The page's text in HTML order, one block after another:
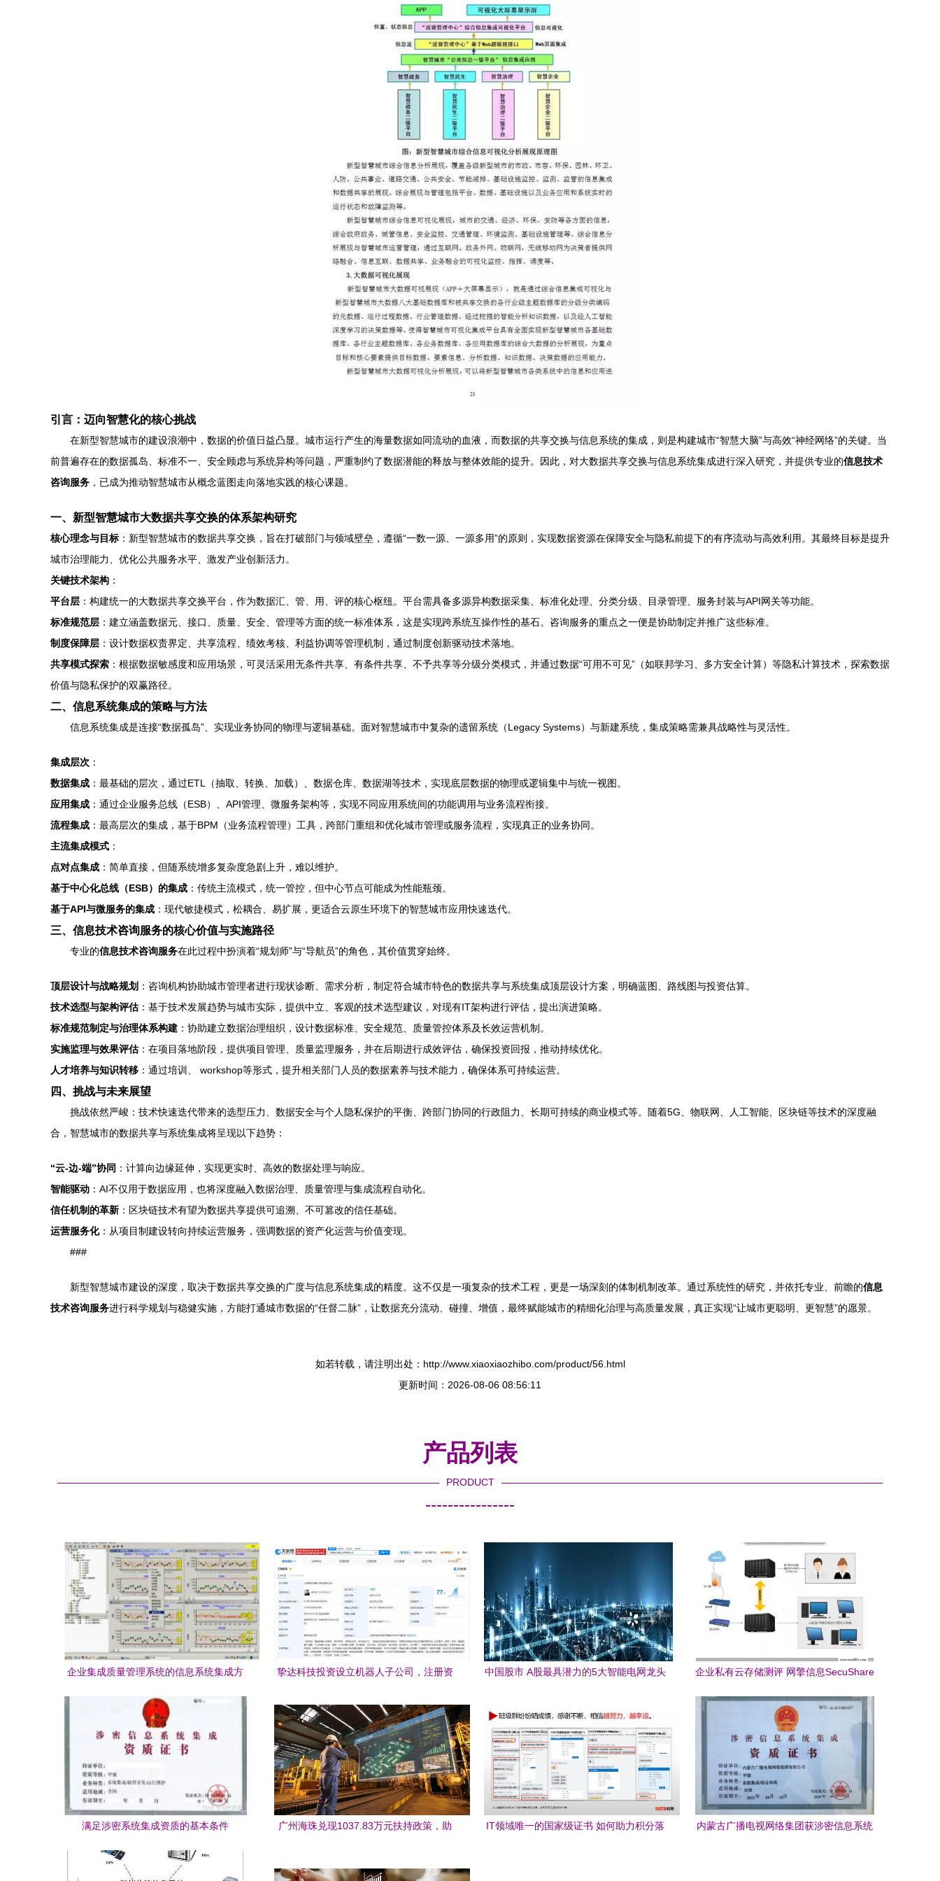
引言：迈向智慧化的核心挑战
在新型智慧城市的建设浪潮中，数据的价值日益凸显。城市运行产生的海量数据如同流动的血液，而数据的共享交换与信息系统的集成，则是构建城市“智慧大脑”与高效“神经网络”的关键。当
前普遍存在的数据孤岛、标准不一、安全顾虑与系统异构等问题，严重制约了数据潜能的释放与整体效能的提升。因此，对大数据共享交换与信息系统集成进行深入研究，并提供专业的信息技术
咨询服务 ，已成为推动智慧城市从概念蓝图走向落地实践的核心课题。
一、新型智慧城市大数据共享交换的体系架构研究
核心理念与目标 ：新型智慧城市的数据共享交换，旨在打破部门与领域壁垒，遵循“一数一源、一源多用”的原则，实现数据资源在保障安全与隐私前提下的有序流动与高效利用。其最终目标是提升
城市治理能力、优化公共服务水平、激发产业创新活力。
关键技术架构 ：
平台层 ：构建统一的大数据共享交换平台，作为数据汇、管、用、评的核心枢纽。平台需具备多源异构数据采集、标准化处理、分类分级、目录管理、服务封装与API网关等功能。
标准规范层 ：建立涵盖数据元、接口、质量、安全、管理等方面的统一标准体系，这是实现跨系统互操作性的基石。咨询服务的重点之一便是协助制定并推广这些标准。
制度保障层 ：设计数据权责界定、共享流程、绩效考核、利益协调等管理机制，通过制度创新驱动技术落地。
共享模式探索 ：根据数据敏感度和应用场景，可灵活采用无条件共享、有条件共享、不予共享等分级分类模式，并通过数据“可用不可见”（如联邦学习、多方安全计算）等隐私计算技术，探索数据
价值与隐私保护的双赢路径。
二、信息系统集成的策略与方法
信息系统集成是连接“数据孤岛”、实现业务协同的物理与逻辑基础。面对智慧城市中复杂的遗留系统（Legacy Systems）与新建系统，集成策略需兼具战略性与灵活性。
集成层次 ：
数据集成 ：最基础的层次，通过ETL（抽取、转换、加载）、数据仓库、数据湖等技术，实现底层数据的物理或逻辑集中与统一视图。
应用集成 ：通过企业服务总线（ESB）、API管理、微服务架构等，实现不同应用系统间的功能调用与业务流程衔接。
流程集成 ：最高层次的集成，基于BPM（业务流程管理）工具，跨部门重组和优化城市管理或服务流程，实现真正的业务协同。
主流集成模式 ：
点对点集成 ：简单直接，但随系统增多复杂度急剧上升，难以维护。
基于中心化总线（ESB）的集成 ：传统主流模式，统一管控，但中心节点可能成为性能瓶颈。
基于API与微服务的集成 ：现代敏捷模式，松耦合、易扩展，更适合云原生环境下的智慧城市应用快速迭代。
三、信息技术咨询服务的核心价值与实施路径
专业的信息技术咨询服务在此过程中扮演着“规划师”与“导航员”的角色，其价值贯穿始终。
顶层设计与战略规划 ：咨询机构协助城市管理者进行现状诊断、需求分析，制定符合城市特色的数据共享与系统集成顶层设计方案，明确蓝图、路线图与投资估算。
技术选型与架构评估：基于技术发展趋势与城市实际，提供中立、客观的技术选型建议，对现有IT架构进行评估，提出演进策略。
标准规范制定与治理体系构建 ：协助建立数据治理组织，设计数据标准、安全规范、质量管控体系及长效运营机制。
实施监理与效果评估：在项目落地阶段，提供项目管理、质量监理服务，并在后期进行成效评估，确保投资回报，推动持续优化。
人才培养与知识转移 ：通过培训、 workshop等形式，提升相关部门人员的数据素养与技术能力，确保体系可持续运营。
四、挑战与未来展望
挑战依然严峻：技术快速迭代带来的选型压力、数据安全与个人隐私保护的平衡、跨部门协同的行政阻力、长期可持续的商业模式等。随着5G、物联网、人工智能、区块链等技术的深度融
合，智慧城市的数据共享与系统集成将呈现以下趋势：
“云-边-端”协同 ：计算向边缘延伸，实现更实时、高效的数据处理与响应。
智能驱动 ：AI不仅用于数据应用，也将深度融入数据治理、质量管理与集成流程自动化。
信任机制的革新 ：区块链技术有望为数据共享提供可追溯、不可篡改的信任基础。
运营服务化：从项目制建设转向持续运营服务，强调数据的资产化运营与价值变现。
###
新型智慧城市建设的深度，取决于数据共享交换的广度与信息系统集成的精度。这不仅是一项复杂的技术工程，更是一场深刻的体制机制改革。通过系统性的研究，并依托专业、前瞻的信息
技术咨询服务进行科学规划与稳健实施，方能打通城市数据的“任督二脉”，让数据充分流动、碰撞、增值，最终赋能城市的精细化治理与高质量发展，真正实现“让城市更聪明、更智慧”的愿景。
如若转载，请注明出处：http://www.xiaoxiaozhibo.com/product/56.html
更新时间：2026-08-06 08:56:11
产品列表
PRODUCT
----------------
企业集成质量管理系统的信息系统集成方
挚达科技投资设立机器人子公司，注册资
中国股市 A股最具潜力的5大智能电网龙头
企业私有云存储测评 网擎信息SecuShare
满足涉密系统集成资质的基本条件
广州海珠兑现1037.83万元扶持政策，助
IT领域唯一的国家级证书 如何助力积分落
内蒙古广播电视网络集团获涉密信息系统